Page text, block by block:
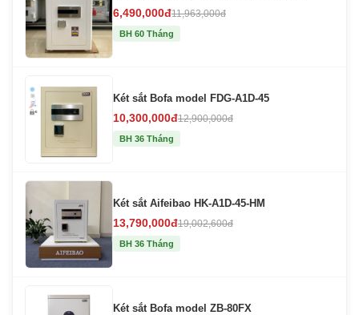
6,490,000đ11,963,000đ
BH 60 Tháng
Két sắt Bofa model FDG-A1D-45
10,300,000đ12,900,000đ
BH 36 Tháng
Két sắt Aifeibao HK-A1D-45-HM
13,790,000đ19,002,600đ
BH 36 Tháng
Két sắt Bofa model ZB-80FX